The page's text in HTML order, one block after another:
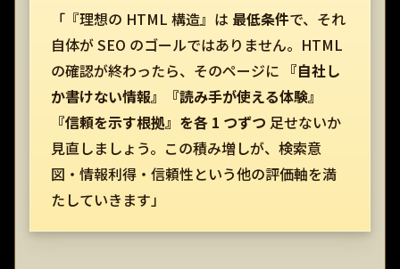
「『理想の HTML 構造』は 最低条件で、それ
自体が SEO のゴールではありません。HTML
の確認が終わったら、そのページに 『自社し
か書けない情報』『読み手が使える体験』
『信頼を示す根拠』を各 1 つずつ 足せないか
見直しましょう。この積み増しが、検索意
図・情報利得・信頼性という他の評価軸を満
たしていきます」